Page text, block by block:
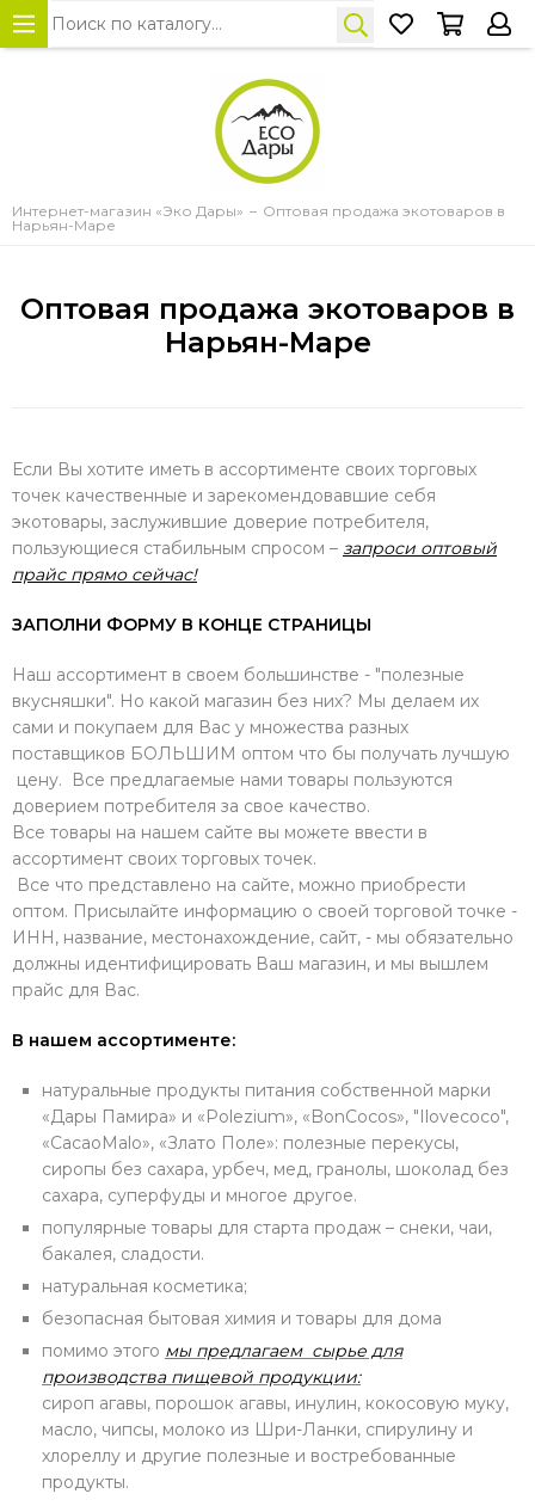
Интернет-магазин «Эко Дары»
Оптовая продажа экотоваров в
Нарьян-Маре
Оптовая продажа экотоваров в
Нарьян-Маре
Если Вы хотите иметь в ассортименте своих торговых
точек качественные и зарекомендовавшие себя
экотовары, заслужившие доверие потребителя,
пользующиеся стабильным спросом – запроси оптовый
прайс прямо сейчас!
ЗАПОЛНИ ФОРМУ В КОНЦЕ СТРАНИЦЫ
Наш ассортимент в своем большинстве - "полезные
вкусняшки". Но какой магазин без них? Мы делаем их
сами и покупаем для Вас у множества разных
поставщиков БОЛЬШИМ оптом что бы получать лучшую
цену. Все предлагаемые нами товары пользуются
доверием потребителя за свое качество.
Все товары на нашем сайте вы можете ввести в
ассортимент своих торговых точек.
Все что представлено на сайте, можно приобрести
оптом. Присылайте информацию о своей торговой точке -
ИНН, название, местонахождение, сайт, - мы обязательно
должны идентифицировать Ваш магазин, и мы вышлем
прайс для Вас.
В нашем ассортименте:
натуральные продукты питания собственной марки
«Дары Памира» и «Polezium», «BonCocos», "Ilovecoco",
«CacaoMalo», «Злато Поле»: полезные перекусы,
сиропы без сахара, урбеч, мед, гранолы, шоколад без
сахара, суперфуды и многое другое.
популярные товары для старта продаж – снеки, чаи,
бакалея, сладости.
натуральная косметика;
безопасная бытовая химия и товары для дома
помимо этого мы предлагаем сырье для
производства пищевой продукции:
сироп агавы, порошок агавы, инулин, кокосовую муку,
масло, чипсы, молоко из Шри-Ланки, спирулину и
хлореллу и другие полезные и востребованные
продукты.